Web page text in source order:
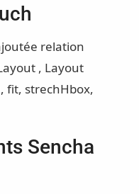
relation
, Layout
fit, strechHbox,
Sencha